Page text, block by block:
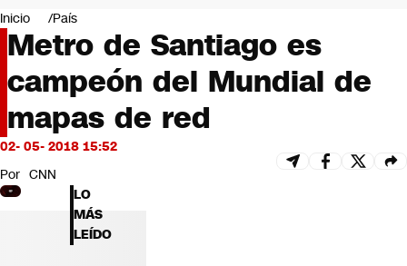
Negocios
Deportes
Programas completos
Cultura
Servicios
Bits
CNN Data
CNN tiempo
Futuro 360
Opinión
Inicio País
Metro de Santiago es
campeón del Mundial de
mapas de red
02- 05- 2018 15:52
Por CNN
LO
MÁS
LEÍDO